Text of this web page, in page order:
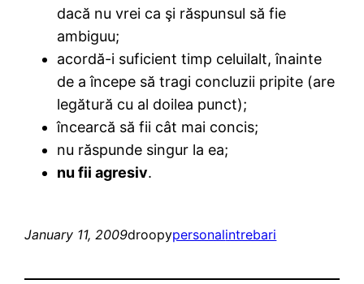
dacă nu vrei ca şi răspunsul să fie
ambiguu;
acordă-i suficient timp celuilalt, înainte
de a începe să tragi concluzii pripite (are
legătură cu al doilea punct);
încearcă să fii cât mai concis;
nu răspunde singur la ea;
nu fii agresiv.
January 11, 2009droopypersonalintrebari